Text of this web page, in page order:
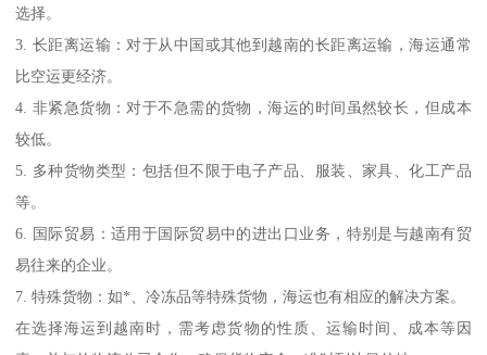
选择。
3. 长距离运输：对于从中国或其他到越南的长距离运输，海运通常
比空运更经济。
4. 非紧急货物：对于不急需的货物，海运的时间虽然较长，但成本
较低。
5. 多种货物类型：包括但不限于电子产品、服装、家具、化工产品
等。
6. 国际贸易：适用于国际贸易中的进出口业务，特别是与越南有贸
易往来的企业。
7. 特殊货物：如*、冷冻品等特殊货物，海运也有相应的解决方案。
在选择海运到越南时，需考虑货物的性质、运输时间、成本等因